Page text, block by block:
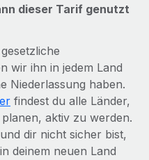
dieser Tarif genutzt
wir ihn in jedem Land
Niederlassung haben.
findest du alle Länder,
aktiv zu werden.
dir nicht sicher bist,
deinem neuen Land